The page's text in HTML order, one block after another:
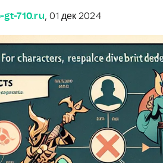
710.ru, 01 дек 2024